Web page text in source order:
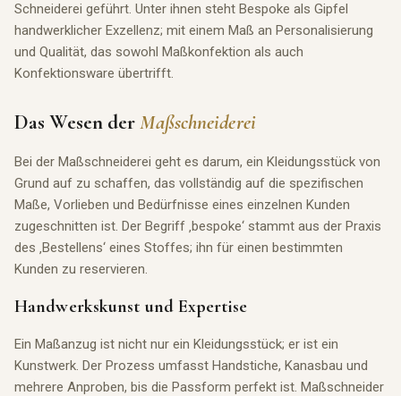
Schneiderei geführt. Unter ihnen steht Bespoke als Gipfel
handwerklicher Exzellenz; mit einem Maß an Personalisierung
und Qualität, das sowohl Maßkonfektion als auch
Konfektionsware übertrifft.
Das Wesen derMaßschneiderei
Bei der Maßschneiderei geht es darum, ein Kleidungsstück von
Grund auf zu schaffen, das vollständig auf die spezifischen
Maße, Vorlieben und Bedürfnisse eines einzelnen Kunden
zugeschnitten ist. Der Begriff ‚bespoke‘ stammt aus der Praxis
des ‚Bestellens‘ eines Stoffes; ihn für einen bestimmten
Kunden zu reservieren.
Handwerkskunst und Expertise
Ein Maßanzug ist nicht nur ein Kleidungsstück; er ist ein
Kunstwerk. Der Prozess umfasst Handstiche, Kanasbau und
mehrere Anproben, bis die Passform perfekt ist. Maßschneider